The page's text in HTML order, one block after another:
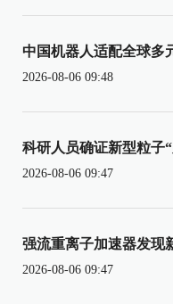
中国机器人适配全球多
2026-08-06 09:48
科研人员确证新型粒子
2026-08-06 09:47
强流重离子加速器发现
2026-08-06 09:47